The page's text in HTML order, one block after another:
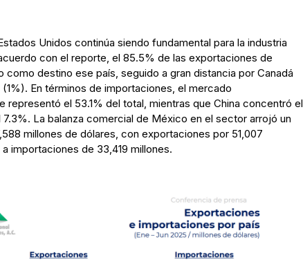
Unidos continúa siendo fundamental para la industria
con el reporte, el 85.5% de las exportaciones de
como destino ese país, seguido a gran distancia por Canadá
En términos de importaciones, el mercado
representó el 53.1% del total, mientras que China concentró el
7.3%. La balanza comercial de México en el sector arrojó un
millones de dólares, con exportaciones por 51,007
importaciones de 33,419 millones.